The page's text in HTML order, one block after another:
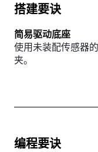
搭建要诀
简易驱动底座
使用未装配传感器
夹。
编程要诀